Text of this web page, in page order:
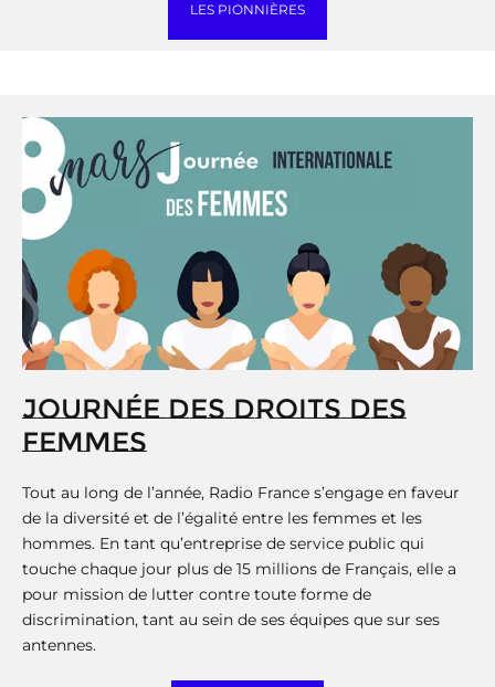
LES PIONNIÈRES
JOURNÉE DES DROITS DES
FEMMES
Tout au long de l’année, Radio France s’engage en faveur
de la diversité et de l’égalité entre les femmes et les
hommes. En tant qu’entreprise de service public qui
touche chaque jour plus de 15 millions de Français, elle a
pour mission de lutter contre toute forme de
discrimination, tant au sein de ses équipes que sur ses
antennes.